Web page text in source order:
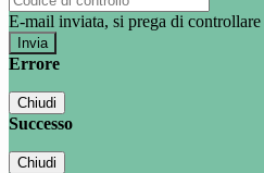
E-mail inviata, si prega di
Errore
Chiudi
Successo
Chiudi